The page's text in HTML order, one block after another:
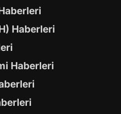
Haberleri
Haberleri